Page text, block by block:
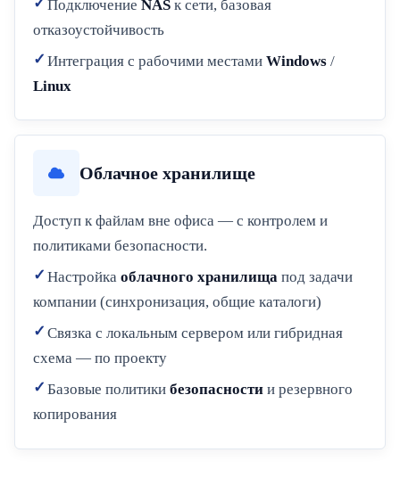
Подключение NASк сети, базовая
отказоустойчивость
Интеграция с рабочими местами Windows/
Linux
Облачное хранилище
Доступ к файлам вне офиса — с контролем и
политиками безопасности.
Настройка облачного хранилищапод задачи
компании (синхронизация, общие каталоги)
Связка с локальным сервером или гибридная
схема — по проекту
Базовые политики безопасностии резервного
копирования